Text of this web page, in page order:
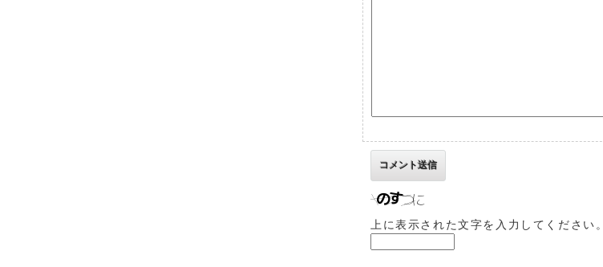
上に表示された文字を入力してください。